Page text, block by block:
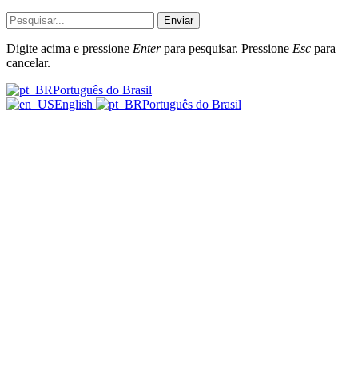
Enviar
Digite acima e pressione Enterpara pesquisar. Pressione Esc para
cancelar.
Português do Brasil
English
Português do Brasil